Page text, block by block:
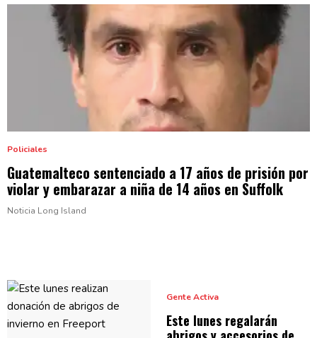
Policiales
Guatemalteco sentenciado a 17 años de prisión por
violar y embarazar a niña de 14 años en Suffolk
Noticia Long Island
Gente Activa
Este lunes regalarán